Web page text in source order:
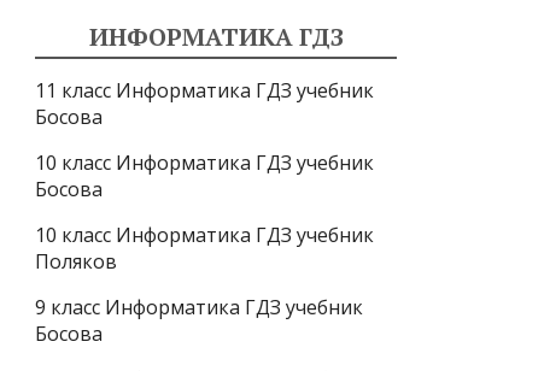
ИНФОРМАТИКА ГДЗ
11 класс Информатика ГДЗ учебник
Босова
10 класс Информатика ГДЗ учебник
Босова
10 класс Информатика ГДЗ учебник
Поляков
9 класс Информатика ГДЗ учебник
Босова